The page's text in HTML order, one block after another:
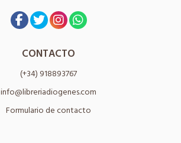
CONTACTO
(+34) 918893767
info@libreriadiogenes.com
Formulario de contacto